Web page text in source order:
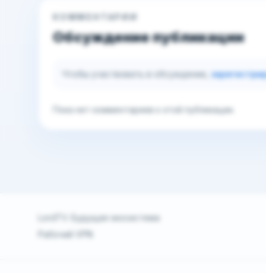
КОММЕНТАРИИ
Обсуждение публикации
Чтобы участвовать в обсуждении,
Пока нет комментариев к этой публикации.
LordTV. Будущая экосистема
Рабочий VPN